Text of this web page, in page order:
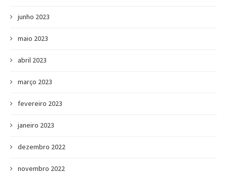
junho 2023
maio 2023
abril 2023
março 2023
fevereiro 2023
janeiro 2023
dezembro 2022
novembro 2022